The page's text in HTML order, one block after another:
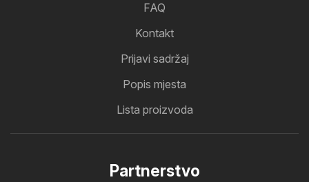
FAQ
Kontakt
Prijavi sadržaj
Popis mjesta
Lista proizvoda
Partnerstvo